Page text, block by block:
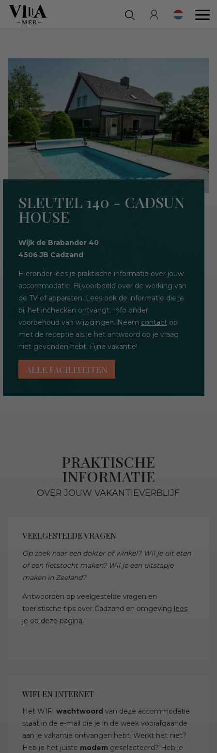
SLEUTEL 140 - CADSUN
HOUSE
Wijk de Brabander 40
4506 JB Cadzand
Hieronder lees je praktische informatie over jouw
accommodatie. Bijvoorbeeld over de werking van
de TV of apparaten. Lees ook de informatie die je
bij het inchecken ontvangt. Info onder
voorbehoud van wijzigingen. Neem contact op
met de receptie als je het antwoord op je vraag
niet gevonden hebt. Fijne vakantie!
ALLE FACILITEITEN
PRAKTISCHE
INFORMATIE
OVER JOUW VAKANTIEVERBLIJF
VEELGESTELDE VRAGEN
Op zoek naar een dokter of winkel? Wil je uit eten
of een fietstocht maken? Wil je een uitstapje
maken in Zeeland?
Antwoorden op veelgestelde vragen en
toeristische tips over Cadzand en omgeving lees
je op deze pagina.
WIFI EN INTERNET
Het WIFI wachtwoord van deze accommodatie
staat in de e-mail die je in de week voorafgaande
aan je vakantie ontvangen hebt. Werkt het niet?
Heb je het juiste modem geselecteerd? Heb je